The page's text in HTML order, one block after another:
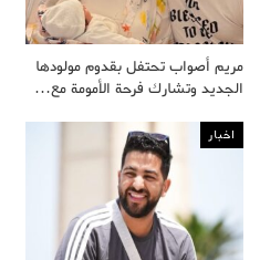
مريم أصواب تحتفل بقدوم مولودها
الجديد وتشارك فرحة الأمومة مع…
اخبار